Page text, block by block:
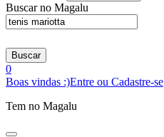
Buscar no Magalu
Buscar
0
Boas vindas :)Entre ou Cadastre-se
Tem no Magalu